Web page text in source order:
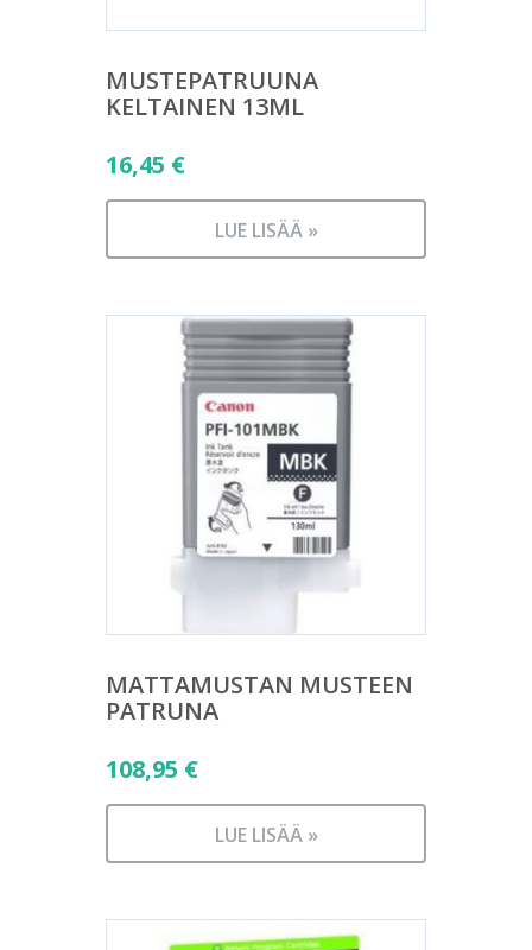
MUSTEPATRUUNA
KELTAINEN 13ML
16,45 €
LUE LISÄÄ »
MATTAMUSTAN MUSTEEN
PATRUNA
108,95 €
LUE LISÄÄ »